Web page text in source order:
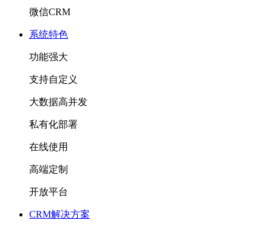
微信CRM
系统特色
功能强大
支持自定义
大数据高并发
私有化部署
在线使用
高端定制
开放平台
CRM解决方案